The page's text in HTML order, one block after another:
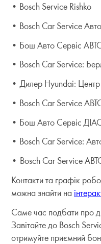
• Bosch Service Rishko
• Bosch Car Service
• Бош Авто Сервіс
• Bosch Car Service:
• Дилер Hyundai:
• Bosch Car Service
• Бош Авто Сервіс
• Bosch Car Service:
• Bosch Car Service
Контакти та графік
можна знайти на
Саме час подбати про
Завітайте до Bosch
отримуйте приємний